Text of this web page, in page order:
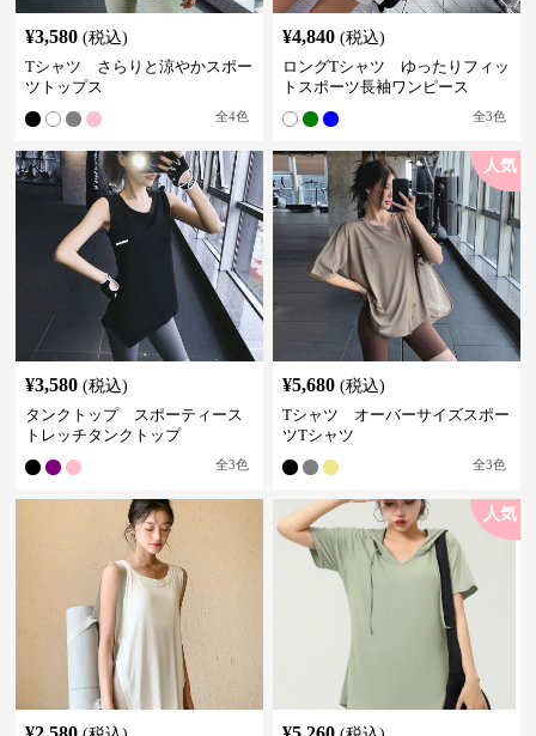
¥3,580 (税込)
Tシャツ さらりと涼やかスポー
ツトップス
全4色
¥4,840 (税込)
ロングTシャツ ゆったりフィッ
トスポーツ長袖ワンピース
全3色
¥3,580 (税込)
タンクトップ スポーティース
トレッチタンクトップ
全3色
人気
¥5,680 (税込)
Tシャツ オーバーサイズスポー
ツTシャツ
全3色
人気